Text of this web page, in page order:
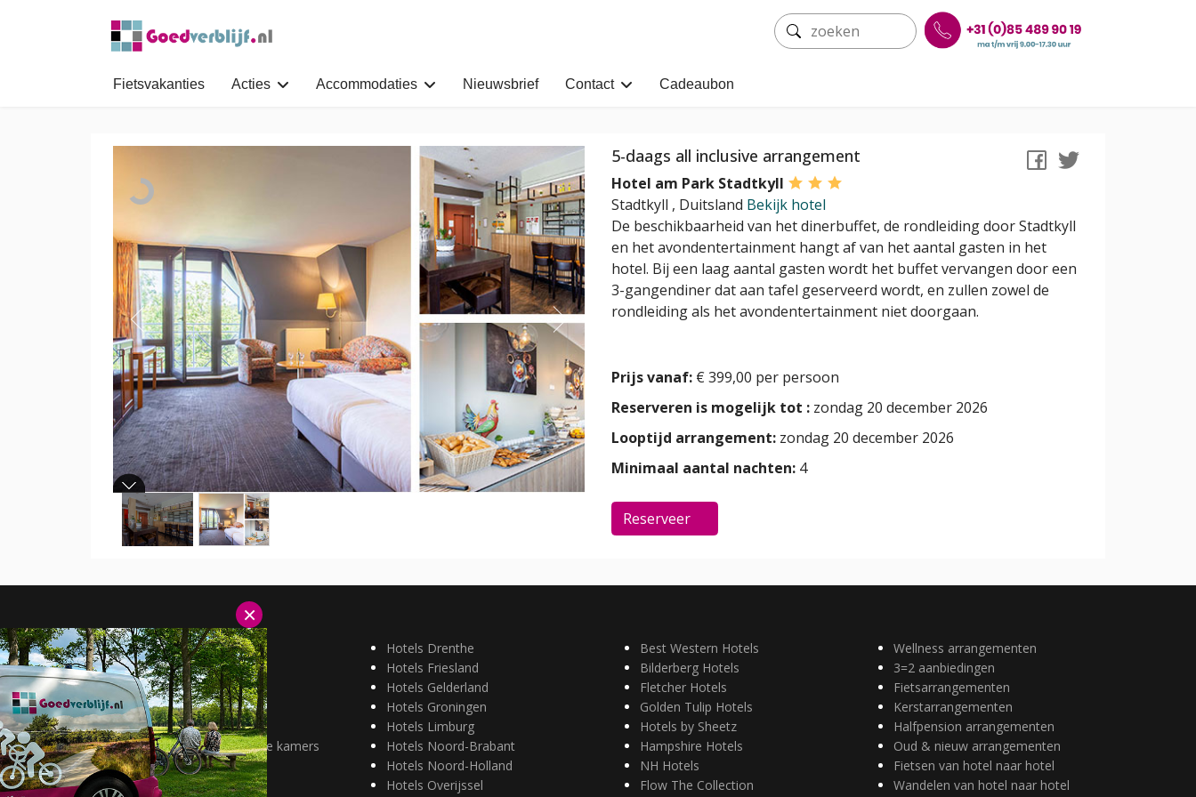
Fietsvakanties Acties Accommodaties Nieuwsbrief Contact Cadeaubon
5-daags all inclusive arrangement
Hotel am Park Stadtkyll
Stadtkyll , Duitsland Bekijk hotel
De beschikbaarheid van het dinerbuffet, de rondleiding door Stadtkyll
en het avondentertainment hangt af van het aantal gasten in het
hotel. Bij een laag aantal gasten wordt het buffet vervangen door een
3-gangendiner dat aan tafel geserveerd wordt, en zullen zowel de
rondleiding als het avondentertainment niet doorgaan.
Prijs vanaf: € 399,00 per persoon
Reserveren is mogelijk tot : zondag 20 december 2026
Looptijd arrangement: zondag 20 december 2026
Minimaal aantal nachten: 4
Reserveer
Hotels Duitsland
Hotels België
Aantrekkelijk tarief
alleenreizenden
Huisdieren welkom
Hotels met mindervalide kamers
Hotels Drenthe
Hotels Friesland
Hotels Gelderland
Hotels Groningen
Hotels Limburg
Hotels Noord-Brabant
Hotels Noord-Holland
Hotels Overijssel
Best Western Hotels
Bilderberg Hotels
Fletcher Hotels
Golden Tulip Hotels
Hotels by Sheetz
Hampshire Hotels
NH Hotels
Flow The Collection
Wellness arrangementen
3=2 aanbiedingen
Fietsarrangementen
Kerstarrangementen
Halfpension arrangementen
Oud & nieuw arrangementen
Fietsen van hotel naar hotel
Wandelen van hotel naar hotel
×